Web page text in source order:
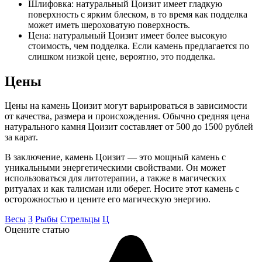
Шлифовка: натуральный Цоизит имеет гладкую
поверхность с ярким блеском, в то время как подделка
может иметь шероховатую поверхность.
Цена: натуральный Цоизит имеет более высокую
стоимость, чем подделка. Если камень предлагается по
слишком низкой цене, вероятно, это подделка.
Цены
Цены на камень Цоизит могут варьироваться в зависимости
от качества, размера и происхождения. Обычно средняя цена
натурального камня Цоизит составляет от 500 до 1500 рублей
за карат.
В заключение, камень Цоизит — это мощный камень с
уникальными энергетическими свойствами. Он может
использоваться для литотерапии, а также в магических
ритуалах и как талисман или оберег. Носите этот камень с
осторожностью и цените его магическую энергию.
Весы З Рыбы Стрельцы Ц
Оцените статью